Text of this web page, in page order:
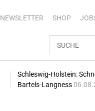
NEWSLETTER SHOP
Schleswig-Holstein:
Bartels-Langness